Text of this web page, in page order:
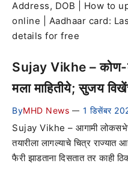
Address, DOB | How to
online | Aadhaar card:
details for free
Sujay Vikhe – कोण-
मला माहितीये; सुजय
ByMHD News — 1 डिसेंबर
Sujay Vikhe – आगामी
तयारीला लागल्याचे चित्र
फैरी झाडताना दिसतात तर काही